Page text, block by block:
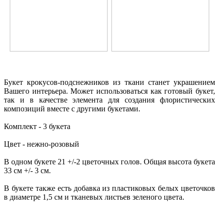
Букет крокусов-подснежников из ткани станет украшением
Вашего интерьера. Может использоваться как готовый букет,
так и в качестве элемента для создания флористических
композиций вместе с другими букетами.
Комплект - 3 букета
Цвет - нежно-розовый
В одном букете 21 +/-2 цветочных голов. Общая высота букета
33 см +/- 3 см.
В букете также есть добавка из пластиковых белых цветочков
в диаметре 1,5 см и тканевых листьев зеленого цвета.